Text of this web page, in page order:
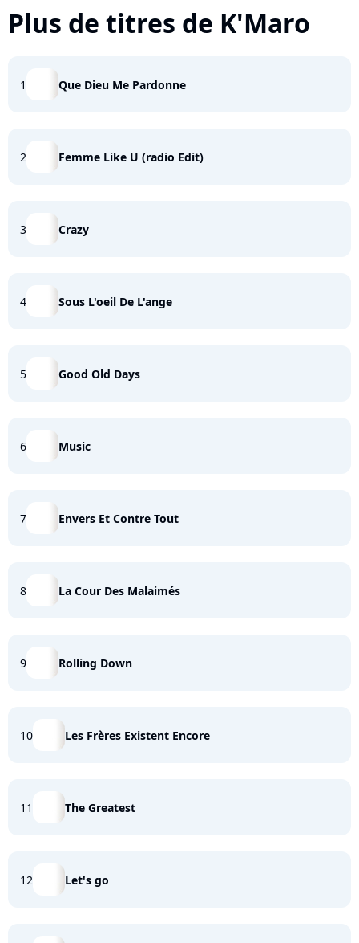
Plus de titres de K'Maro
1 Que Dieu Me Pardonne
2 Femme Like U (radio Edit)
3 Crazy
4 Sous L'oeil De L'ange
5 Good Old Days
6 Music
7 Envers Et Contre Tout
8 La Cour Des Malaimés
9 Rolling Down
10 Les Frères Existent Encore
11 The Greatest
12 Let's go